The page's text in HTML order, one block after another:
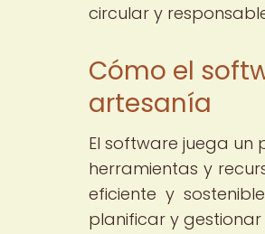
circular y
Cómo el
artesanía
El software juega
herramientas y
eficiente y
planificar y